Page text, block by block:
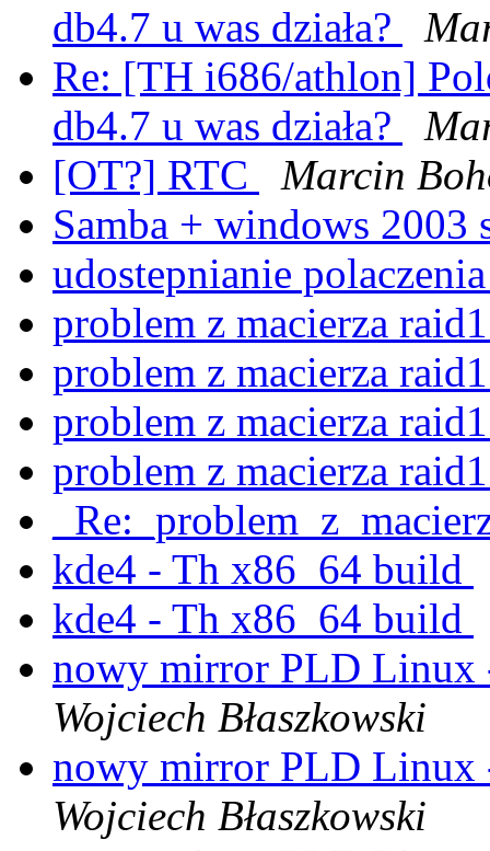
db4.7 u was działa?
Re: [TH i686/athlon]
db4.7 u was działa?
[OT?] RTC
Marcin
Samba + windows 2003
udostepnianie
problem z macierza
problem z macierza
problem z macierza
problem z macierza
kde4 - Th x86_64 build
kde4 - Th x86_64 build
nowy mirror PLD Linux
Wojciech Błaszkowski
nowy mirror PLD Linux
Wojciech Błaszkowski